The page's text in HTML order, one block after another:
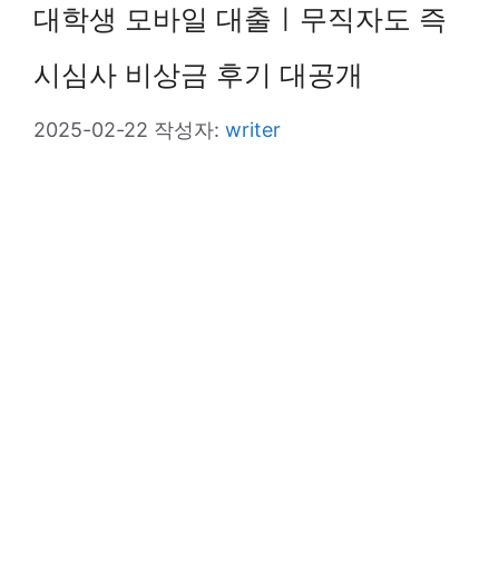
대학생 모바일 대출ㅣ무직자도 즉
시심사 비상금 후기 대공개
2025-02-22 작성자: writer